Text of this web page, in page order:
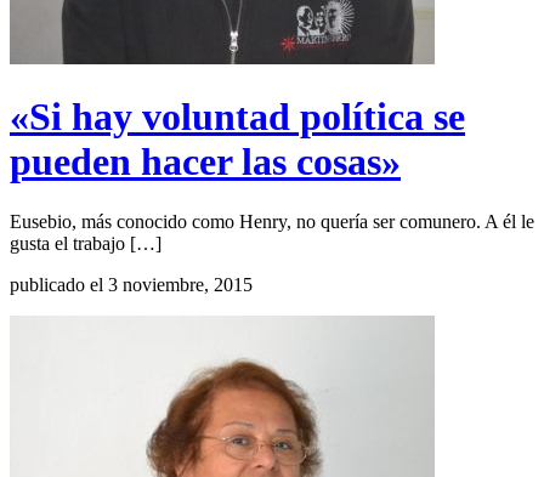
«Si hay voluntad política se
pueden hacer las cosas»
Eusebio, más conocido como Henry, no quería ser comunero. A él le
gusta el trabajo […]
publicado el 3 noviembre, 2015